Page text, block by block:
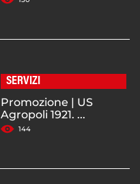
SERVIZI
Promozione | US
Agropoli 1921. ...
144